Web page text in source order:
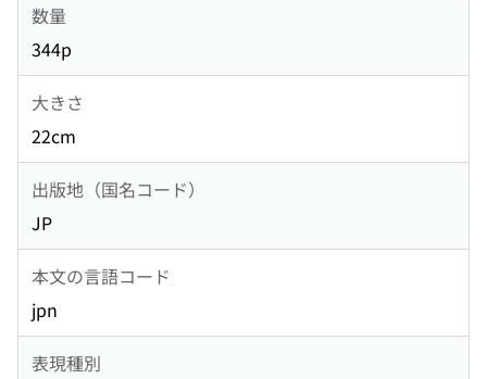
数量
344p
大きさ
22cm
出版地（国名コード）
JP
本文の言語コード
jpn
表現種別